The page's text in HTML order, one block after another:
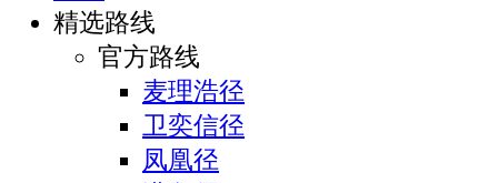
精选路线
官方路线
麦理浩径
卫奕信径
凤凰径